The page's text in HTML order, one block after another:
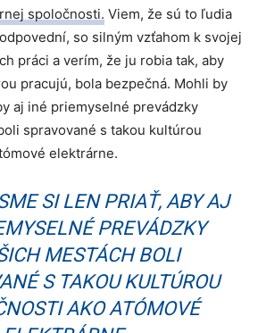
spoločnosti. Viem, že sú to ľudia
so silným vzťahom k svojej
práci a verím, že ju robia tak, aby
pracujú, bola bezpečná. Mohli by
aj iné priemyselné prevádzky
spravované s takou kultúrou
elektrárne.
SI LEN PRIAŤ, ABY AJ
PREVÁDZKY
MESTÁCH BOLI
S TAKOU KULTÚROU
AKO ATÓMOVÉ